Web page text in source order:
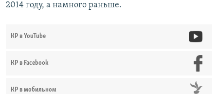
2014 году, а намного раньше.
КР в YouTube
КР в Facebook
КР в мобильном